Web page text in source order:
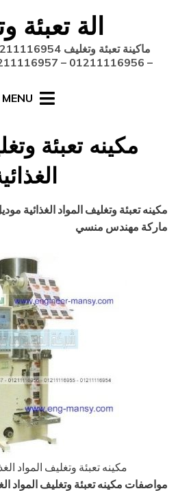
content
الة تعبئة
– 01211116956 – 01211116957 – 01211116958
MENU
مكينه تعبئة
on
ماركة مهندس منسي
مكينه تعبئة وتغليف المواد
مواصفات مكينه تعبئة وتغليف المواد